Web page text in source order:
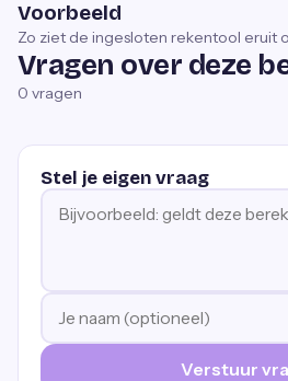
Voorbeeld
Zo ziet de ingesloten rekentool eruit
Vragen over deze
0 vragen
Stel je eigen vraag
Verstuur